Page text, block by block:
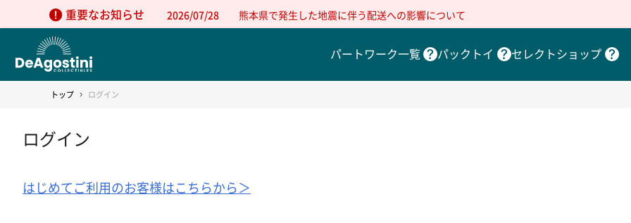
2026/07/28
重要なお知らせ 熊本県で発生した地震に伴う配送への影響について
パートワーク一覧 パックトイ セレクトショップ
トップ ログイン
ログイン
はじめてご利用のお客様はこちらから＞